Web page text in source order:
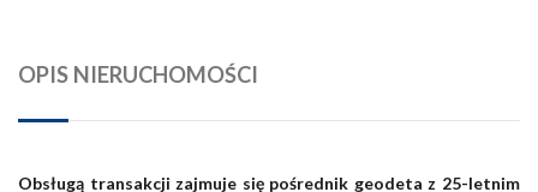
OPIS NIERUCHOMOŚCI
Obsługą transakcji zajmuje się pośrednik geodeta z 25-letnim